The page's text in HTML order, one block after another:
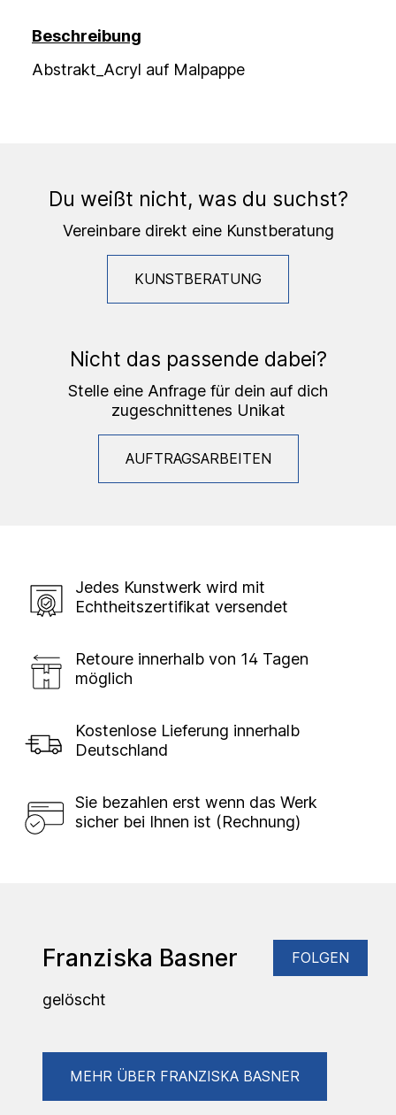
Beschreibung
Abstrakt_Acryl auf Malpappe
Du weißt nicht, was du suchst?
Vereinbare direkt eine Kunstberatung
KUNSTBERATUNG
Nicht das passende dabei?
Stelle eine Anfrage für dein auf dich
zugeschnittenes Unikat
AUFTRAGSARBEITEN
Jedes Kunstwerk wird mit
Echtheitszertifikat versendet
Retoure innerhalb von 14 Tagen
möglich
Kostenlose Lieferung innerhalb
Deutschland
Sie bezahlen erst wenn das Werk
sicher bei Ihnen ist (Rechnung)
Franziska Basner FOLGEN
gelöscht
MEHR ÜBER FRANZISKA BASNER